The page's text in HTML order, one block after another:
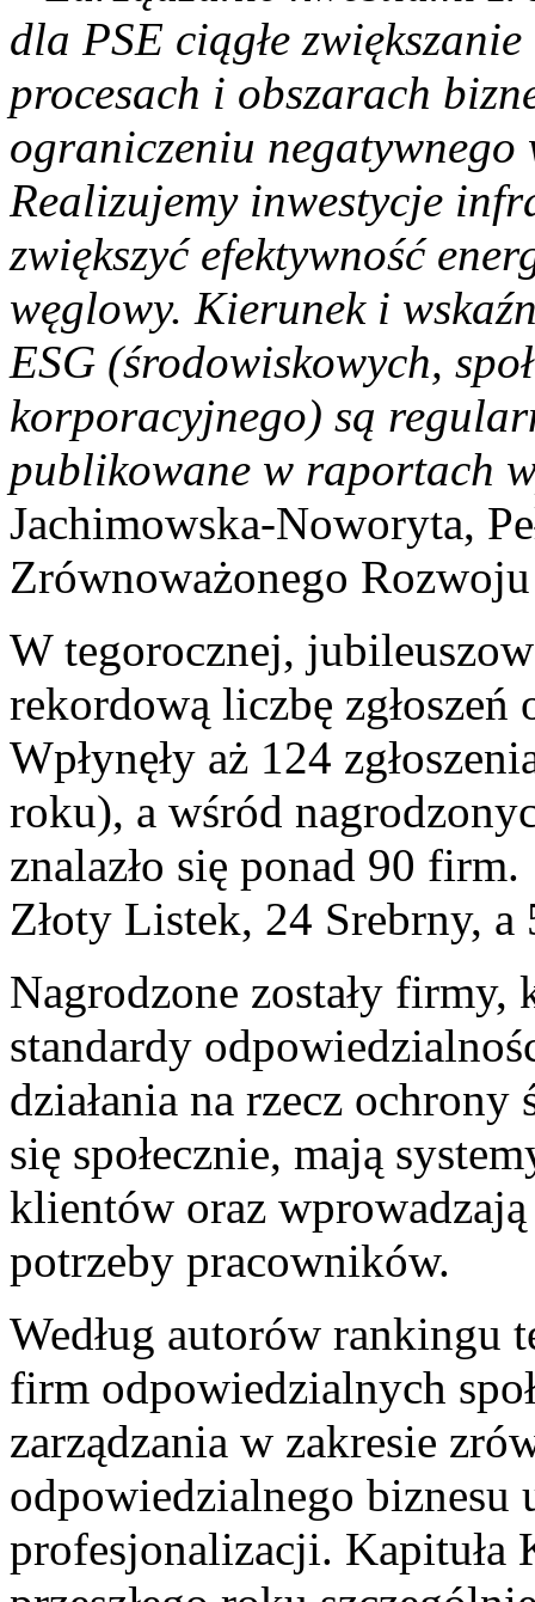
dla PSE ciągłe
procesach i obszarach
ograniczeniu negatywnego
Realizujemy inwestycje
zwiększyć efektywność
węglowy. Kierunek i
ESG (środowiskowych,
korporacyjnego) są
publikowane w raportach
Jachimowska-Noworyta,
Zrównoważonego
W tegorocznej,
rekordową liczbę
Wpłynęły aż 124
roku), a wśród
znalazło się ponad 90
Złoty Listek, 24 Srebrny, a
Nagrodzone zostały firmy,
standardy
działania na rzecz
się społecznie, mają
klientów oraz
potrzeby pracowników.
Według autorów rankingu
firm odpowiedzialnych
zarządzania w zakresie
odpowiedzialnego
profesjonalizacji. Kapituła